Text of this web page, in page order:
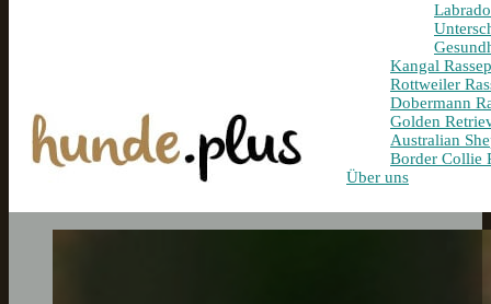
Kangal
Rottweiler
Dobermann
Golden
Australian
Border Collie
Über uns